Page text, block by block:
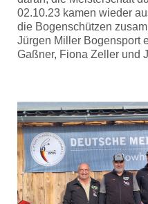
02.10.23 kamen wieder
die Bogenschützen
Jürgen Miller Bogensport
Gaßner, Fiona Zeller und